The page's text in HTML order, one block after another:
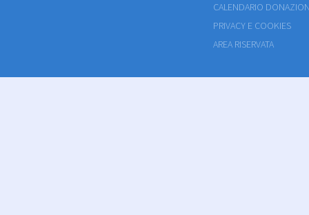
CALENDARIO
PRIVACY E COOKIES
AREA RISERVATA